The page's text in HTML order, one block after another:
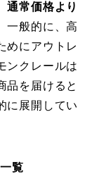
通常価格より
一般的に、高
めにアウトレ
ンクレールは
品を届けると
に展開してい
覧